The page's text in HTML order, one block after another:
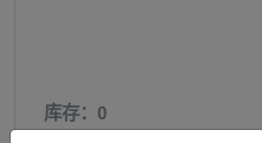
库存：0